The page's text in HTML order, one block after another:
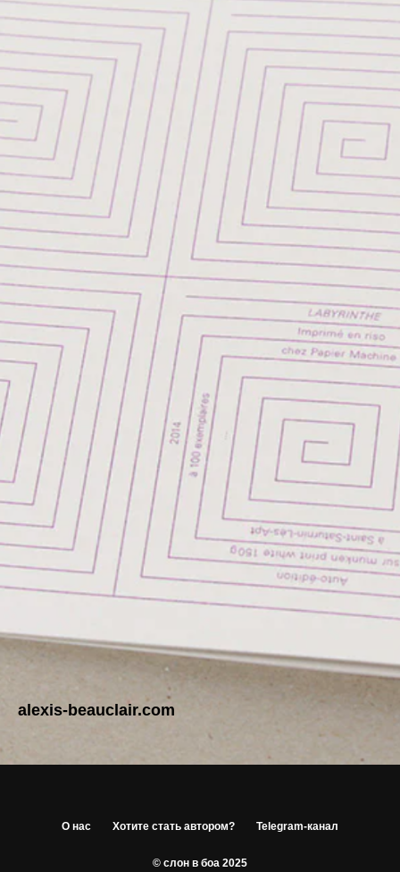
alexis-beauclair.com
О нас Хотите стать автором? Telegram-канал
© слон в боа 2025